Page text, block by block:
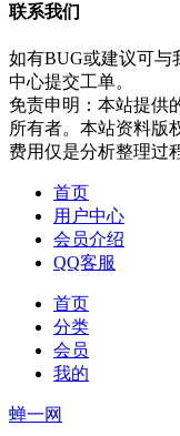
联系我们
如有BUG或建议可与
中心提交工单。
免责申明：本站提供
所有者。本站资料版
费用仅是分析整理过
首页
用户中心
会员介绍
QQ客服
首页
分类
会员
我的
蝉一网